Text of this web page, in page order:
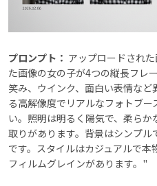
プロンプト： アップロードされ
た画像の女の子が4つの縦長フレ
笑み、ウインク、面白い表情な
る高解像度でリアルなフォトブ
い。照明は明るく陽気で、柔ら
取りがあります。背景はシンプ
です。スタイルはカジュアルで
フィルムグレインがあります。"